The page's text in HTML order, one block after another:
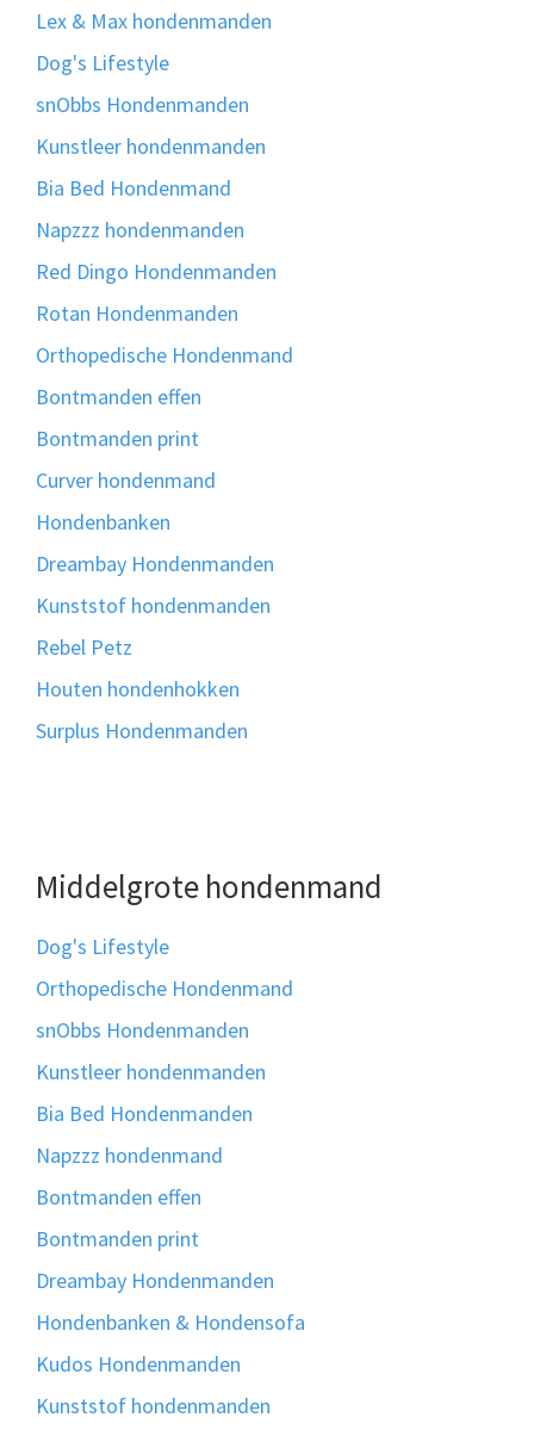
Lex & Max hondenmanden
Dog's Lifestyle
snObbs Hondenmanden
Kunstleer hondenmanden
Bia Bed Hondenmand
Napzzz hondenmanden
Red Dingo Hondenmanden
Rotan Hondenmanden
Orthopedische Hondenmand
Bontmanden effen
Bontmanden print
Curver hondenmand
Hondenbanken
Dreambay Hondenmanden
Kunststof hondenmanden
Rebel Petz
Houten hondenhokken
Surplus Hondenmanden
Middelgrote hondenmand
Dog's Lifestyle
Orthopedische Hondenmand
snObbs Hondenmanden
Kunstleer hondenmanden
Bia Bed Hondenmanden
Napzzz hondenmand
Bontmanden effen
Bontmanden print
Dreambay Hondenmanden
Hondenbanken & Hondensofa
Kudos Hondenmanden
Kunststof hondenmanden